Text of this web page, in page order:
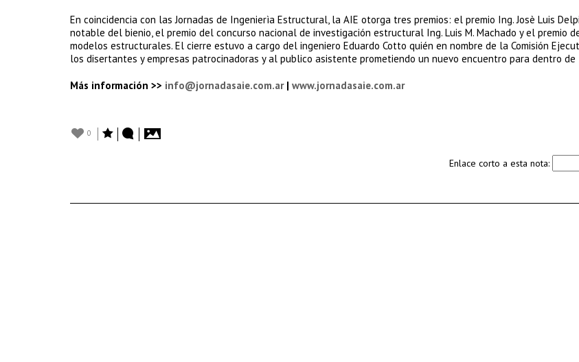
En coincidencia con las Jornadas de Ingenierìa Estructural, la AIE otorga tres premios: el premio Ing. Josè Luis
notable del bienio, el premio del concurso nacional de investigación estructural Ing. Luis M. Machado y el premio
modelos estructurales. El cierre estuvo a cargo del ingeniero Eduardo Cotto quién en nombre de la Comisión
los disertantes y empresas patrocinadoras y al publico asistente prometiendo un nuevo encuentro para dentro de
Más información >> info@jornadasaie.com.ar| www.jornadasaie.com.ar
0
Enlace corto a esta nota: